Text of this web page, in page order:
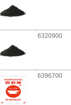
6320900
6396700